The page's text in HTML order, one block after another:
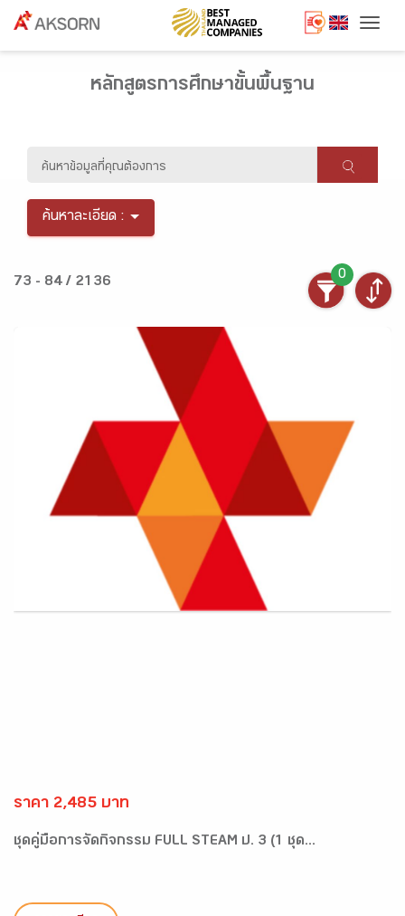
หลักสูตรการศึกษาขั้นพื้นฐาน
ค้นหาละเอียด :
73 - 84 / 2136
0
ราคา 2,485 บาท
ชุดคู่มือการจัดกิจกรรม FULL STEAM ป. 3 (1 ชุด...